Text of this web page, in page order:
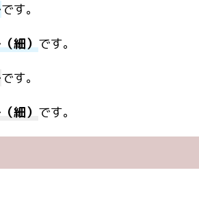
です。
細）です。
です。
細） です。